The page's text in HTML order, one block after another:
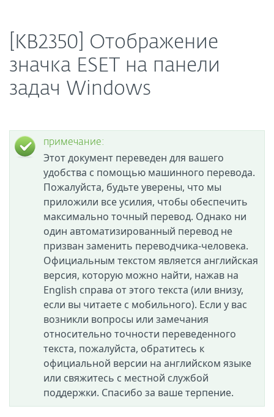
[KB2350] Отображение
значка ESET на панели
задач Windows
примечание:
Этот документ переведен для вашего
удобства с помощью машинного перевода.
Пожалуйста, будьте уверены, что мы
приложили все усилия, чтобы обеспечить
максимально точный перевод. Однако ни
один автоматизированный перевод не
призван заменить переводчика-человека.
Официальным текстом является английская
версия, которую можно найти, нажав на
English справа от этого текста (или внизу,
если вы читаете с мобильного). Если у вас
возникли вопросы или замечания
относительно точности переведенного
текста, пожалуйста, обратитесь к
официальной версии на английском языке
или свяжитесь с местной службой
поддержки. Спасибо за ваше терпение.